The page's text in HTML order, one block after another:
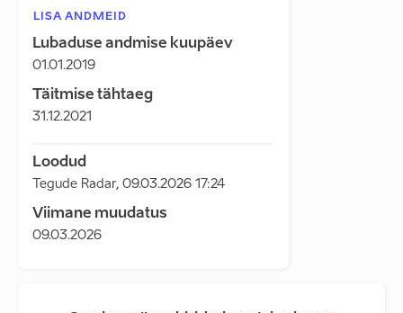
LISA ANDMEID
Lubaduse andmise kuupäev
01.01.2019
Täitmise tähtaeg
31.12.2021
Loodud
Tegude Radar, 09.03.2026 17:24
Viimane muudatus
09.03.2026